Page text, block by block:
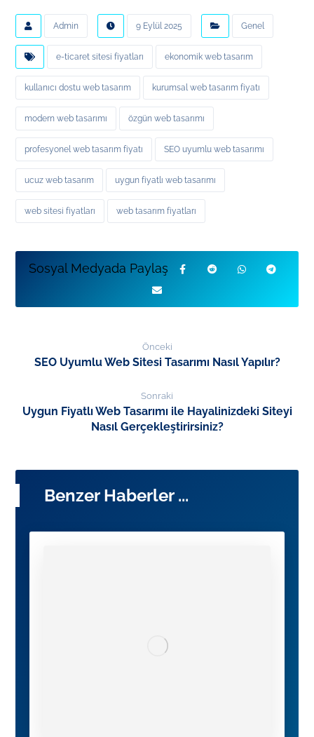
Admin 9 Eylül 2025 Genel
e-ticaret sitesi fiyatları ekonomik web tasarım
kullanıcı dostu web tasarım kurumsal web tasarım fiyatı
modern web tasarımı özgün web tasarımı
profesyonel web tasarım fiyatı SEO uyumlu web tasarımı
ucuz web tasarım uygun fiyatlı web tasarımı
web sitesi fiyatları web tasarım fiyatları
Önceki
SEO Uyumlu Web Sitesi Tasarımı Nasıl Yapılır?
Sonraki
Uygun Fiyatlı Web Tasarımı ile Hayalinizdeki Siteyi
Nasıl Gerçekleştirirsiniz?
Benzer Haberler ...